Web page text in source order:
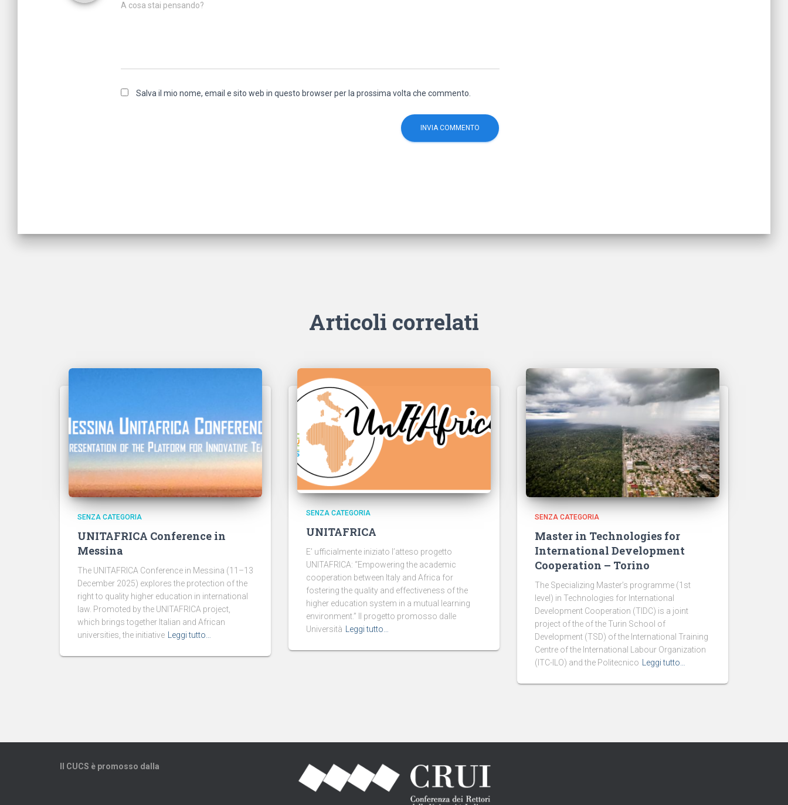
A cosa stai pensando?
Salva il mio nome, email e sito web in questo browser per la prossima volta che commento.
Articoli correlati
SENZA CATEGORIA
UNITAFRICA Conference in
Messina
The UNITAFRICA Conference in Messina (11–13
December 2025) explores the protection of the
right to quality higher education in international
law. Promoted by the UNITAFRICA project,
which brings together Italian and African
universities, the initiative
Leggi tutto…
SENZA CATEGORIA
UNITAFRICA
E’ ufficialmente iniziato l’atteso progetto
UNITAFRICA: “Empowering the academic
cooperation between Italy and Africa for
fostering the quality and effectiveness of the
higher education system in a mutual learning
environment.” Il progetto promosso dalle
Università
Leggi tutto…
SENZA CATEGORIA
Master in Technologies for
International Development
Cooperation – Torino
The Specializing Master’s programme (1st
level) in Technologies for International
Development Cooperation (TIDC) is a joint
project of the of the Turin School of
Development (TSD) of the International Training
Centre of the International Labour Organization
(ITC-ILO) and the Politecnico
Leggi tutto…
Il CUCS è promosso dalla